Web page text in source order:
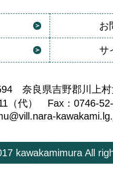
お
サ
奈良県吉野郡川上村
（代） Fax：0746-
kawakamimura All